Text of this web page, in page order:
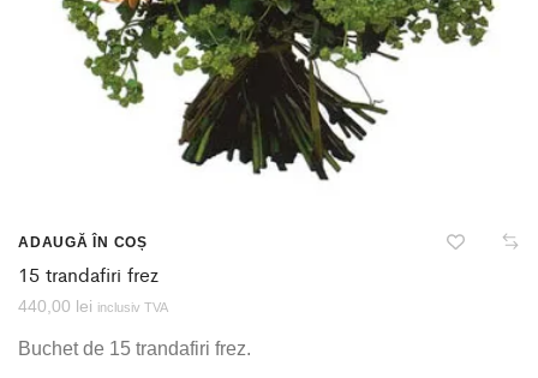
ADAUGĂ ÎN COȘ
15 trandafiri frez
440,00 lei inclusiv TVA
Buchet de 15 trandafiri frez.